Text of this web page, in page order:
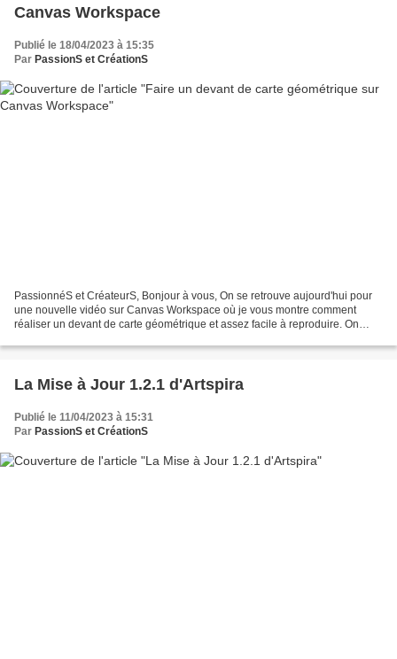
Canvas Workspace
Publié le 18/04/2023 à 15:35
Par PassionS et CréationS
PassionnéS et CréateurS, Bonjour à vous, On se retrouve aujourd'hui pour
une nouvelle vidéo sur Canvas Workspace où je vous montre comment
réaliser un devant de carte géométrique et assez facile à reproduire. On
La Mise à Jour 1.2.1 d'Artspira
Publié le 11/04/2023 à 15:31
Par PassionS et CréationS